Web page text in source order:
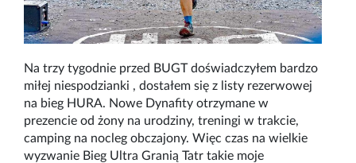
Na trzy tygodnie przed BUGT doświadczyłem bardzo
miłej niespodzianki , dostałem się z listy rezerwowej
na bieg HURA. Nowe Dynafity otrzymane w
prezencie od żony na urodziny, treningi w trakcie,
camping na nocleg obczajony. Więc czas na wielkie
wyzwanie Bieg Ultra Granią Tatr takie moje